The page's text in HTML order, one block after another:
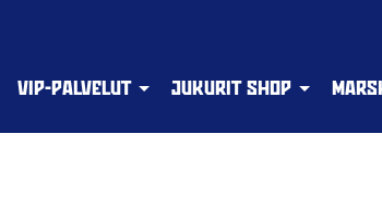
VIP-PALVELUT JUKURIT SHOP